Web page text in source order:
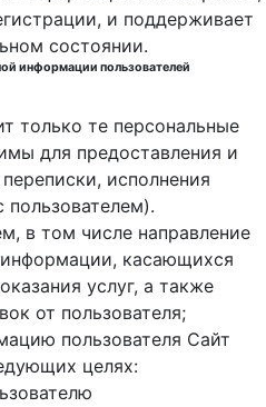
и поддерживает
состоянии.
информации пользователей
только те персональные
для предоставления и
исполнения
в том числе направление
касающихся
услуг, а также
от пользователя;
пользователя Сайт
целях: